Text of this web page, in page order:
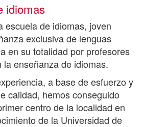
idiomas
escuela de idiomas, joven
exclusiva de lenguas
en su totalidad por profesores
enseñanza de idiomas.
a base de esfuerzo y
calidad, hemos conseguido
centro de la localidad en
de la Universidad de